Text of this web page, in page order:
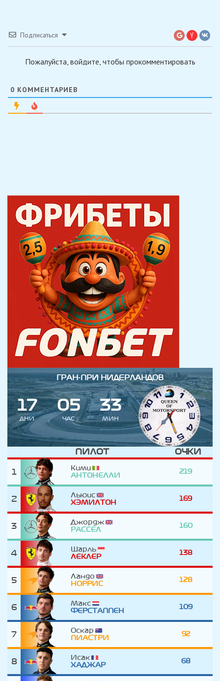
Подписаться
Пожалуйста, войдите, чтобы прокомментировать
0 КОММЕНТАРИЕВ
ГРАН-ПРИ НИДЕРЛАНДОВ
17
ДНИ
05
ЧАС
33
МИН
ПИЛОТ ОЧКИ
1
Кими
АНТОНЕЛЛИ
219
2
Льюис
ХЭМИЛТОН
169
3
Джордж
РАССЕЛ
160
4
Шарль
ЛЕКЛЕР
138
5
Ландо
НОРРИС
128
6
Макс
ФЕРСТАППЕН
109
7
Оскар
ПИАСТРИ
92
8
Исак
ХАДЖАР
68